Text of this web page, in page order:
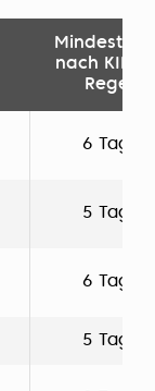
nach
Regeln
6 Tage
5 Tage
6 Tage
5 Tage